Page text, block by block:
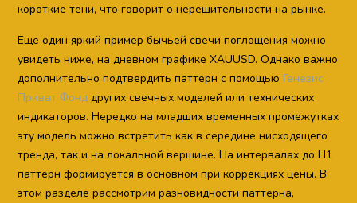
короткие тени, что говорит о нерешительности на рынке.
Еще один яркий пример бычьей свечи поглощения можно
увидеть ниже, на дневном графике XAUUSD. Однако важно
дополнительно подтвердить паттерн с помощью Генезис
Приват Фонд других свечных моделей или технических
индикаторов. Нередко на младших временных промежутках
эту модель можно встретить как в середине нисходящего
тренда, так и на локальной вершине. На интервалах до H1
паттерн формируется в основном при коррекциях цены. В
этом разделе рассмотрим разновидности паттерна,